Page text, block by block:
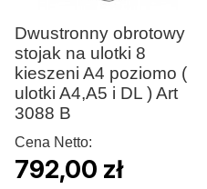
Dwustronny obrotowy
stojak na ulotki 8
kieszeni A4 poziomo (
ulotki A4,A5 i DL ) Art
3088 B
Cena Netto:
792,00 zł